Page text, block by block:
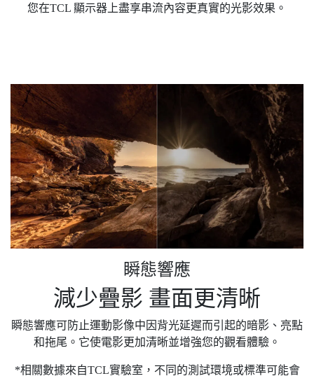
您在TCL 顯示器上盡享串流內容更真實的光影效果。
瞬態響應
減少疊影 畫面更清晰
瞬態響應可防止運動影像中因背光延遲而引起的暗影、亮點
和拖尾。它使電影更加清晰並增強您的觀看體驗。
*相關數據來自TCL實驗室，不同的測試環境或標準可能會